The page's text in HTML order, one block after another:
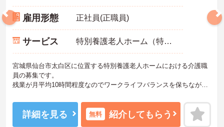
雇用形態 正社員(正職員)
サービス 特別養護老人ホーム（特養）
宮城県仙台市太白区に位置する特別養護老人ホームにおける介護職
員の募集です。
残業が月平均10時間程度なのでワークライフバランスを保ちながら
きちんと評価される職場です。また、給与は高水準で月収35万円以
上を目指せます。
ご興味のある方には、面接対策ポイントなど、さらに詳細をお話し
詳細を見る 無料 紹介してもらう